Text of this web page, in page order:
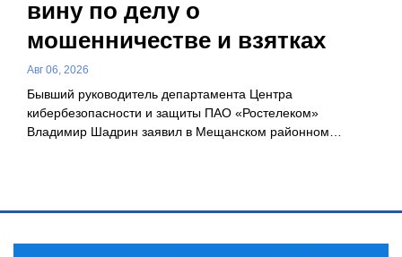
вину по делу о
мошенничестве и взятках
Авг 06, 2026
Бывший руководитель департамента Центра
кибербезопасности и защиты ПАО «Ростелеком»
Владимир Шадрин заявил в Мещанском районном…